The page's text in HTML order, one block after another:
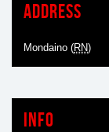
Address
Mondaino (RN)
Info